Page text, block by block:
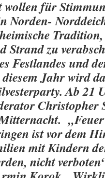
wollen für
Norden-
Strand zu
Festlandes und
Jahr wird
Ab 21
Christopher
ist vor dem
mit Kindern
nicht